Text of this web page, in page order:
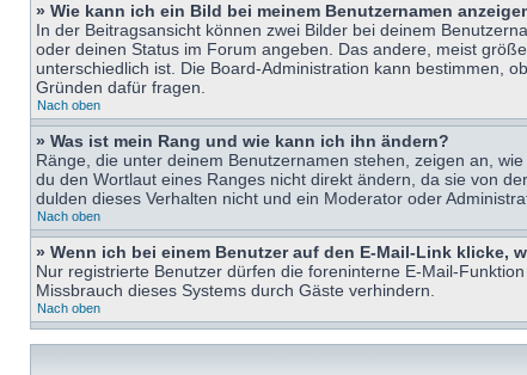
» Wie kann ich ein Bild bei meinem Benutzernamen
In der Beitragsansicht können zwei Bilder bei deinem
oder deinen Status im Forum angeben. Das andere, meist
unterschiedlich ist. Die Board-Administration kann bestimmen,
Gründen dafür fragen.
Nach oben
» Was ist mein Rang und wie kann ich ihn ändern?
Ränge, die unter deinem Benutzernamen stehen, zeigen an,
du den Wortlaut eines Ranges nicht direkt ändern, da sie von
dulden dieses Verhalten nicht und ein Moderator oder
Nach oben
» Wenn ich bei einem Benutzer auf den E-Mail-Link klicke,
Nur registrierte Benutzer dürfen die foreninterne E-Mail-
Missbrauch dieses Systems durch Gäste verhindern.
Nach oben